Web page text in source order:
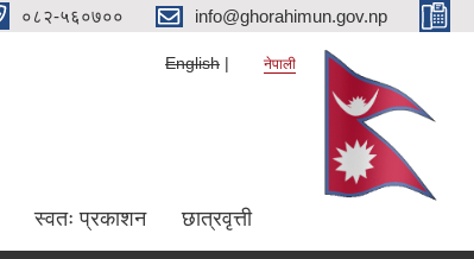
०८२-५६०७०० info@ghorahimun.gov.np
English नेपाली
स्वतः प्रकाशन छात्रवृत्ती